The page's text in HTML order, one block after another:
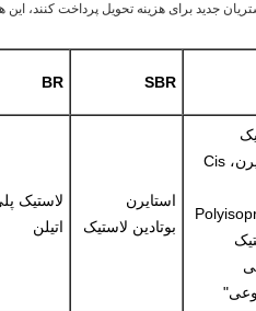
جدید برای هزینه تحویل پرداخت
SBR
BR
ایزوپرن، Cis
استایرن
بوتادین لاستیک
لاستیک
اتیلن